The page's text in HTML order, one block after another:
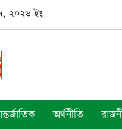
২০২৬ ইং
অর্থনীতি